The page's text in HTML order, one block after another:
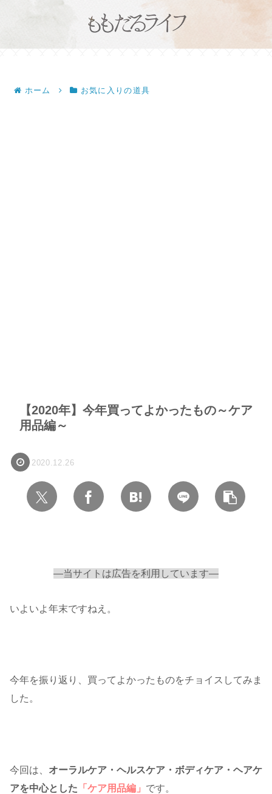
ホーム お気に入りの道具
【2020年】今年買ってよかったもの～ケア
用品編～
2020.12.26
—当サイトは広告を利用しています—
いよいよ年末ですねえ。
今年を振り返り、買ってよかったものをチョイスしてみま
した。
今回は、 オーラルケア・ヘルスケア・ボディケア・ヘアケ
アを中心とした 「ケア用品編」 です。